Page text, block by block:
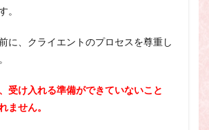
。
に、クライエントのプロセスを尊重し
受け入れる準備ができていないこと
ません。